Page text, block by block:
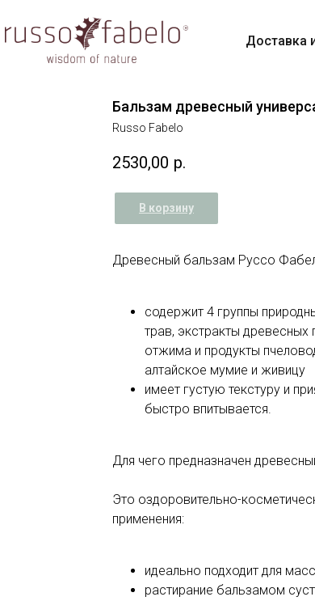
Доставка
Бальзам древесный
Russo Fabelo
2530,00 р.
В корзину
Древесный бальзам Руссо
содержит 4 группы
трав, экстракты
отжима и продукты
алтайское мумие и живицу
имеет густую текстуру и
быстро впитывается.
Для чего предназначен
Это оздоровительно-
применения:
идеально подходит для
растирание бальзамом